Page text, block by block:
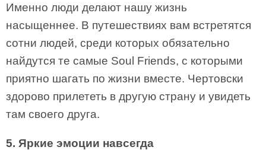
Именно люди делают нашу жизнь
насыщеннее. В путешествиях вам встретятся
сотни людей, среди которых обязательно
найдутся те самые Soul Friends, с которыми
приятно шагать по жизни вместе. Чертовски
здорово прилететь в другую страну и увидеть
там своего друга.
5. Яркие эмоции навсегда